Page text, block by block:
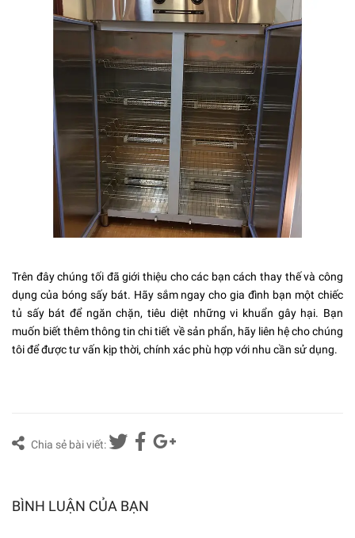
Trên đây chúng tối đã giới thiệu cho các bạn cách thay thế và công
dụng của bóng sấy bát. Hãy sắm ngay cho gia đình bạn một chiếc
tủ sấy bát để ngăn chặn, tiêu diệt những vi khuẩn gây hại. Bạn
muốn biết thêm thông tin chi tiết về sản phẩn, hãy liên hệ cho chúng
tôi để được tư vấn kịp thời, chính xác phù hợp với nhu cần sử dụng.
Chia sẻ bài viết:
BÌNH LUẬN CỦA BẠN